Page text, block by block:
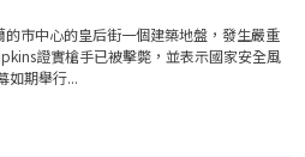
市中心的皇后街一個建築地盤，發生嚴重
證實槍手已被擊斃，並表示國家安全風
如期舉行...